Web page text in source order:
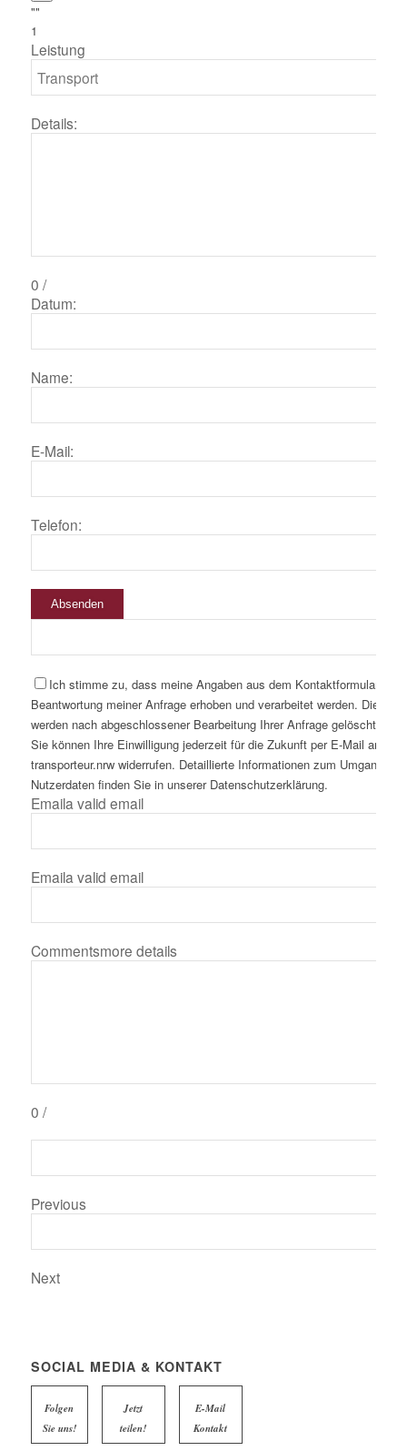
""
1
Leistung
Details:
0 /
Datum:
Name:
E-Mail:
Telefon:
Absenden
Ich stimme zu, dass meine Angaben aus dem Kontaktformular zur
Beantwortung meiner Anfrage erhoben und verarbeitet werden. Die
werden nach abgeschlossener Bearbeitung Ihrer Anfrage gelöscht.
Sie können Ihre Einwilligung jederzeit für die Zukunft per E-Mail an
transporteur.nrw widerrufen. Detaillierte Informationen zum Umgang mit
Nutzerdaten finden Sie in unserer Datenschutzerklärung.
Emaila valid email
Emaila valid email
Commentsmore details
0 /
Previous
Next
SOCIAL MEDIA & KONTAKT
Folgen
Sie uns!
Jetzt
teilen!
E-Mail
Kontakt